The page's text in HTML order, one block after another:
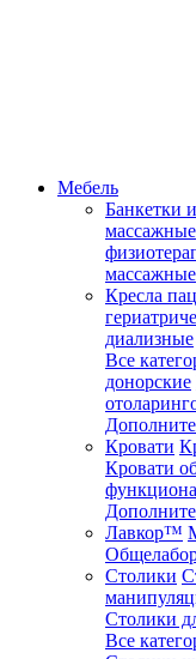
Мебель
Банкетки
массажные
массажные
Кресла
диализные
Все
донорские
Кровати
Кровати
Лавкор™
Столики
Столики
Все